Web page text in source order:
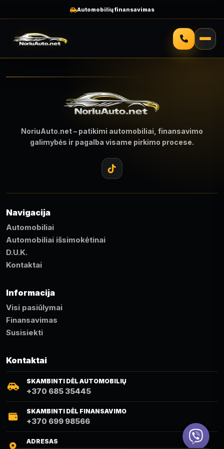
Automobilių finansavimas
NoriuAuto.net – patikimi automobiliai, finansavimo
galimybės ir pagalba visame pirkimo procese.
Navigacija
Automobiliai
Automobiliai išsimokėtinai
D.U.K.
Kontaktai
Informacija
Visi pasiūlymai
Finansavimas
Susisiekti
Kontaktai
SKAMBINTI DĖL AUTOMOBILIŲ
+370 685 35445
SKAMBINTI DĖL FINANSAVIMO
+370 699 98566
ADRESAS
Viber